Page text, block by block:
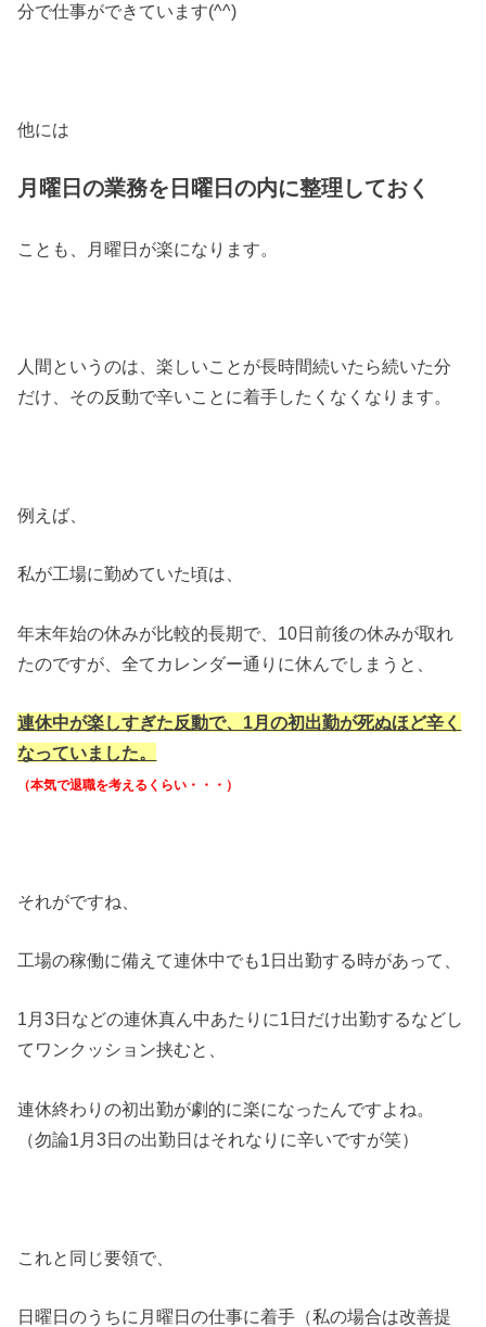
分で仕事ができています(^^)
他には
月曜日の業務を日曜日の内に整理しておく
ことも、月曜日が楽になります。
人間というのは、楽しいことが長時間続いたら続いた分
だけ、その反動で辛いことに着手したくなくなります。
例えば、
私が工場に勤めていた頃は、
年末年始の休みが比較的長期で、10日前後の休みが取れ
たのですが、全てカレンダー通りに休んでしまうと、
連休中が楽しすぎた反動で、1月の初出勤が死ぬほど辛く
なっていました。
（本気で退職を考えるくらい・・・）
それがですね、
工場の稼働に備えて連休中でも1日出勤する時があって、
1月3日などの連休真ん中あたりに1日だけ出勤するなどし
てワンクッション挟むと、
連休終わりの初出勤が劇的に楽になったんですよね。
（勿論1月3日の出勤日はそれなりに辛いですが笑）
これと同じ要領で、
日曜日のうちに月曜日の仕事に着手（私の場合は改善提